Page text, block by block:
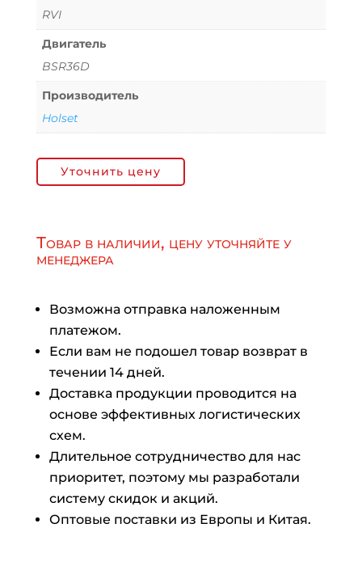
RVI
Двигатель
BSR36D
Производитель
Holset
Уточнить цену
Товар в наличии, цену уточняйте у
менеджера
Возможна отправка наложенным
платежом.
Если вам не подошел товар возврат в
течении 14 дней.
Доставка продукции проводится на
основе эффективных логистических
схем.
Длительное сотрудничество для нас
приоритет, поэтому мы разработали
систему скидок и акций.
Оптовые поставки из Европы и Китая.